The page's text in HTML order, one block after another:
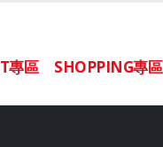
專區 SHOPPING專區